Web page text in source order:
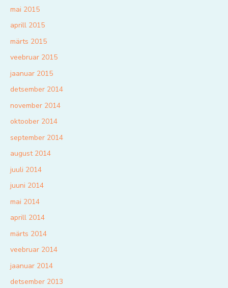
mai 2015
aprill 2015
märts 2015
veebruar 2015
jaanuar 2015
detsember 2014
november 2014
oktoober 2014
september 2014
august 2014
juuli 2014
juuni 2014
mai 2014
aprill 2014
märts 2014
veebruar 2014
jaanuar 2014
detsember 2013